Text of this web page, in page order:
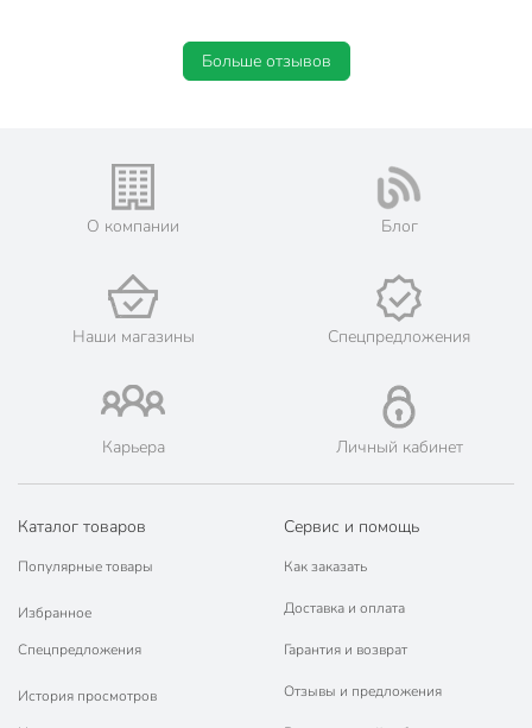
Больше отзывов
О компании Блог
Наши магазины Спецпредложения
Карьера Личный кабинет
Каталог товаров
Популярные товары
Избранное
Спецпредложения
История просмотров
Сервис и помощь
Как заказать
Доставка и оплата
Гарантия и возврат
Отзывы и предложения